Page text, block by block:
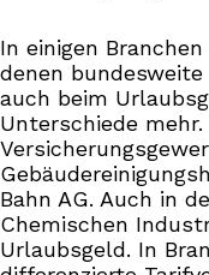
In einigen
denen
auch beim
Unterschiede
Bahn AG. Auch in
Chemischen
Urlaubsgeld. In